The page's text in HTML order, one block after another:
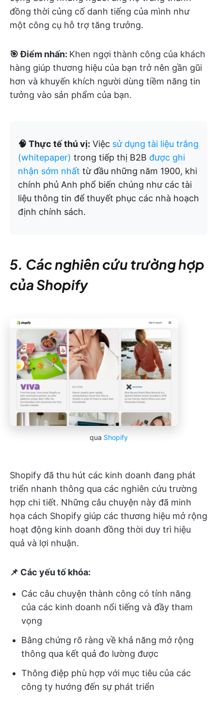
đồng thời củng cố danh tiếng của mình như
một công cụ hỗ trợ tăng trưởng.
🎯 Điểm nhấn: Khen ngợi thành công của khách
hàng giúp thương hiệu của bạn trở nên gần gũi
hơn và khuyến khích người dùng tiềm năng tin
tưởng vào sản phẩm của bạn.
🧠 Thực tế thú vị: Việc sử dụng tài liệu trắng
(whitepaper) trong tiếp thị B2B được ghi
nhận sớm nhất từ đầu những năm 1900, khi
chính phủ Anh phổ biến chúng như các tài
liệu thông tin để thuyết phục các nhà hoạch
định chính sách.
5. Các nghiên cứu trường hợp
của Shopify
qua Shopify
Shopify đã thu hút các kinh doanh đang phát
triển nhanh thông qua các nghiên cứu trường
hợp chi tiết. Những câu chuyện này đã minh
họa cách Shopify giúp các thương hiệu mở rộng
hoạt động kinh doanh đồng thời duy trì hiệu
quả và lợi nhuận.
📌 Các yếu tố khóa:
Các câu chuyện thành công có tính năng
của các kinh doanh nổi tiếng và đầy tham
vọng
Bằng chứng rõ ràng về khả năng mở rộng
thông qua kết quả đo lường được
Thông điệp phù hợp với mục tiêu của các
công ty hướng đến sự phát triển